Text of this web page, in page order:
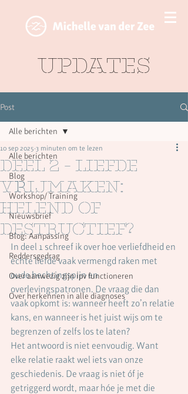
Updates
Post
Alle berichten
Blog
Workshop/ Training
Nieuwsbrief
Blog: Aanpassing
Reddersgedrag
Over aanwezig zijn ipv functioneren
Over herkennen in alle diagnoses
Alle berichten
Deel 2 - Liefde
vrijmaken:
helend of
destructief?
10 sep 2025 3 minuten om te lezen
In deel 1 schreef ik over hoe verliefdheid en
echte liefde vaak vermengd raken met
oude hechtingspijn en
overlevingspatronen. De vraag die dan
vaak opkomt is: wanneer heeft zo’n relatie
kans, en wanneer is het juist wijs om te
begrenzen of zelfs los te laten?
Het antwoord is niet eenvoudig. Want
elke relatie raakt wel iets van onze
geschiedenis. De vraag is niet óf je
getriggerd wordt, maar hóe je met die